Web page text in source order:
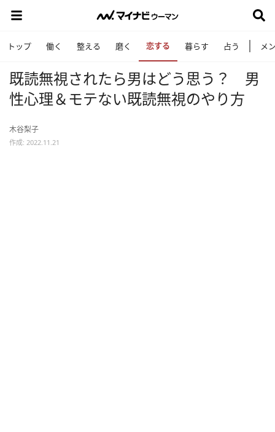
トップ 働く 整える 磨く 恋する 暮らす 占う メ
既読無視されたら男はどう思う？ 男
性心理＆モテない既読無視のやり方
木谷梨子
作成: 2022.11.21